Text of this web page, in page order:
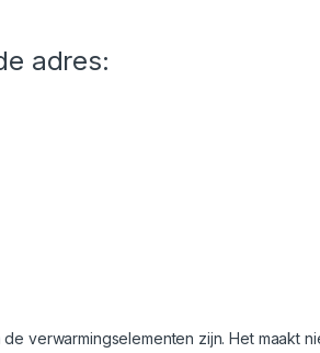
adres:
verwarmingselementen zijn. Het maakt